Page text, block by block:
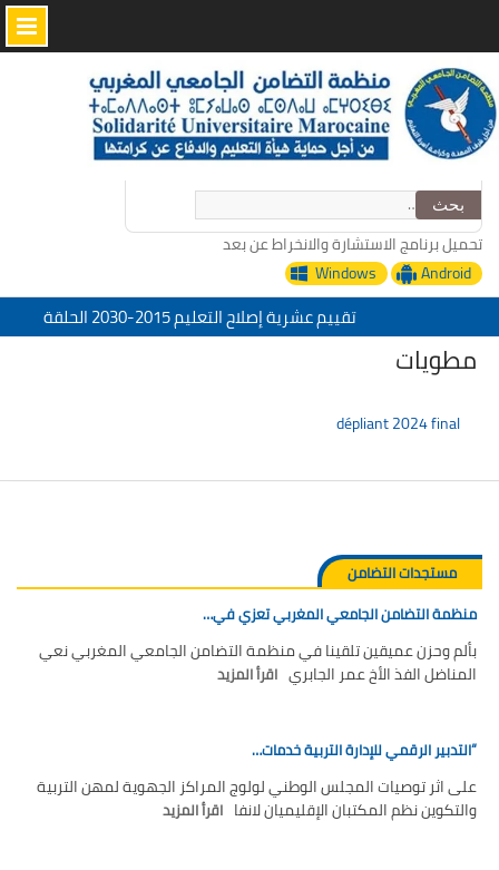
Skip
to
content
البحث
عن:
تحميل برنامج الاستشارة والانخراط عن بعد
Android
Windows
تقييم عشرية إصلاح التعليم 2015-2030 الحلقة
الأولى: المدرسة المغربية بين جمال النصوص وقسوة
الأخ عمر الجابري مدير دار النشر المغربية
“التدبير الرقمي للإدارة التربية خدمات منظمة
تحت شعار: المدرسة المغربية والمشروع المجتمعي
الميدان – اليوم 24
مطويات
dépliant 2024 final
مستجدات التضامن
منظمة التضامن الجامعي المغربي تعزي في…
بألم وحزن عميقين تلقينا في منظمة التضامن الجامعي المغربي نعي
المناضل الفذ الأخ عمر الجابري اقرأ المزيد
“التدبير الرقمي للإدارة التربية خدمات…
على اثر توصيات المجلس الوطني لولوج المراكز الجهوية لمهن التربية
والتكوين نظم المكتبان الإقليميان لانفا اقرأ المزيد